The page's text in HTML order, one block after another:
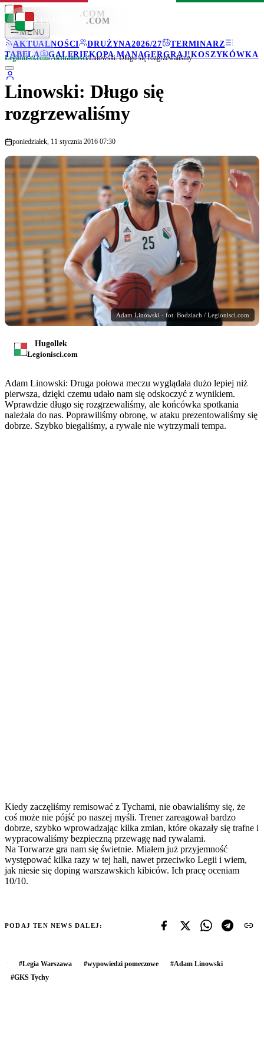
LEGIONISCI .COM
MENU
AKTUALNOŚCI
DRUŻYNA2026/27
TERMINARZ
TABELA
GALERIEKOPA MANAGERGRAJ!KOSZYKÓWKA
LEGIONISCI .COM
Legionisci.com/Aktualności/Linowski: Długo się rozgrzewaliśmy
Linowski: Długo się
rozgrzewaliśmy
poniedziałek, 11 stycznia 2016 07:30
Adam Linowski - fot. Bodziach / Legionisci.com
Hugollek
Legionisci.com
Adam Linowski: Druga połowa meczu wyglądała dużo lepiej niż
pierwsza, dzięki czemu udało nam się odskoczyć z wynikiem.
Wprawdzie długo się rozgrzewaliśmy, ale końcówka spotkania
należała do nas. Poprawiliśmy obronę, w ataku prezentowaliśmy się
dobrze. Szybko biegaliśmy, a rywale nie wytrzymali tempa.
Kiedy zaczęliśmy remisować z Tychami, nie obawialiśmy się, że
coś może nie pójść po naszej myśli. Trener zareagował bardzo
dobrze, szybko wprowadzając kilka zmian, które okazały się trafne i
wypracowaliśmy bezpieczną przewagę nad rywalami.
Na Torwarze gra nam się świetnie. Miałem już przyjemność
występować kilka razy w tej hali, nawet przeciwko Legii i wiem,
jak niesie się doping warszawskich kibiców. Ich pracę oceniam
10/10.
PODAJ TEN NEWS DALEJ:
#Legia Warszawa #wypowiedzi pomeczowe #Adam Linowski
#GKS Tychy